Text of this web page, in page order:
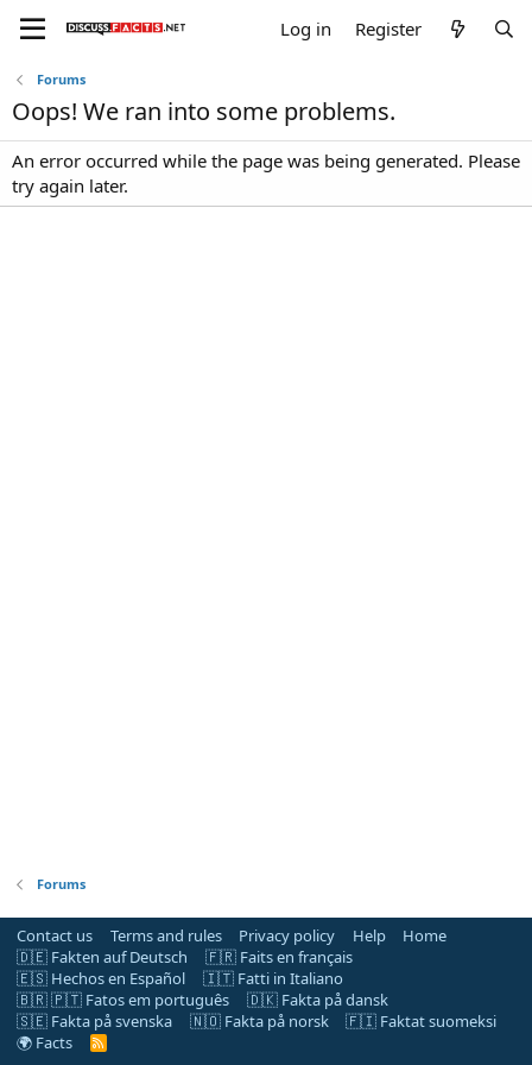
Log in Register
Forums
Oops! We ran into some problems.
An error occurred while the page was being generated. Please
try again later.
Forums
Contact us Terms and rules Privacy policy Help
Home
🇩🇪 Fakten auf Deutsch
🇫🇷 Faits en français
🇪🇸 Hechos en Español
🇮🇹 Fatti in Italiano
🇧🇷 🇵🇹 Fatos em português
🇩🇰 Fakta på dansk
🇸🇪 Fakta på svenska
🇳🇴 Fakta på norsk
🇫🇮 Faktat suomeksi
🌍 Facts
R